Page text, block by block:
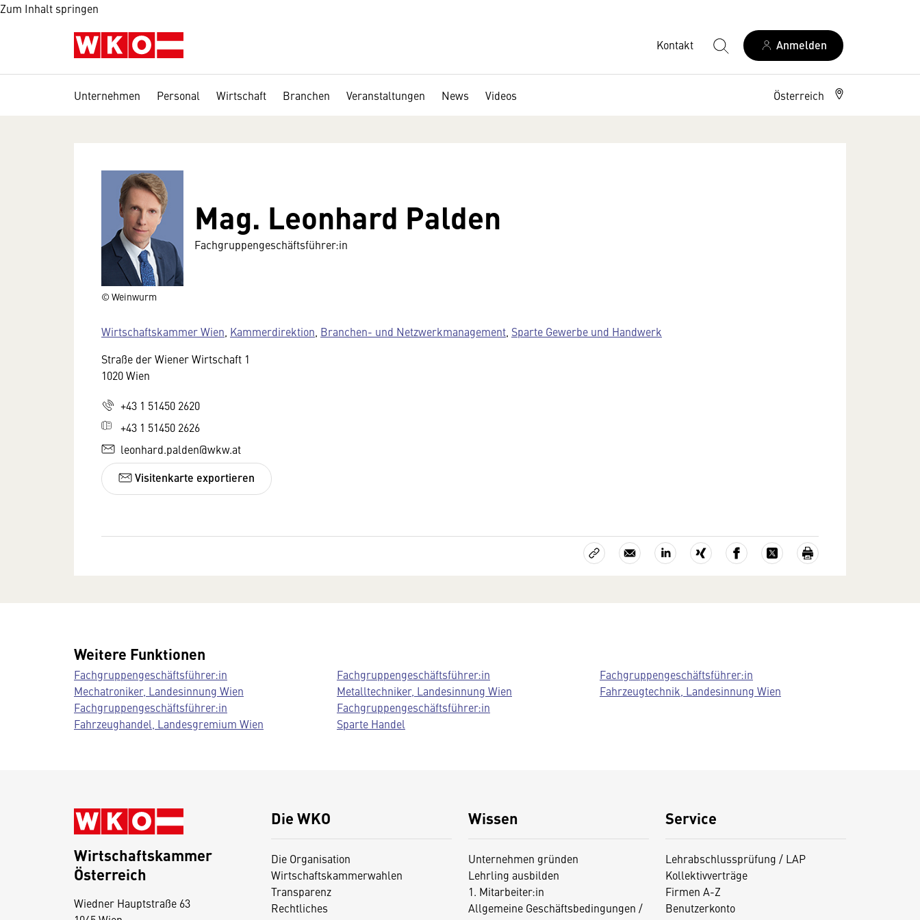
Zum Inhalt springen
Kontakt Anmelden
Unternehmen Personal Wirtschaft Branchen Veranstaltungen News Videos Österreich
© Weinwurm
Mag. Leonhard Palden
Fachgruppengeschäftsführer:in
Wirtschaftskammer Wien Kammerdirektion Branchen- und Netzwerkmanagement Sparte Gewerbe und Handwerk
Straße der Wiener Wirtschaft 1
1020 Wien
+43 1 51450 2620
+43 1 51450 2626
leonhard.palden@wkw.at
Visitenkarte exportieren
Weitere Funktionen
Fachgruppengeschäftsführer:in
Mechatroniker, Landesinnung Wien
Fachgruppengeschäftsführer:in
Metalltechniker, Landesinnung Wien
Fachgruppengeschäftsführer:in
Fahrzeugtechnik, Landesinnung Wien
Fachgruppengeschäftsführer:in
Fahrzeughandel, Landesgremium Wien
Fachgruppengeschäftsführer:in
Sparte Handel
Die WKO
Die Organisation
Wirtschaftskammerwahlen
Transparenz
Rechtliches
Wissen
Unternehmen gründen
Lehrling ausbilden
1. Mitarbeiter:in
Allgemeine Geschäftsbedingungen /
Service
Lehrabschlussprüfung / LAP
Kollektivverträge
Firmen A-Z
Benutzerkonto
Wirtschaftskammer
Österreich
Wiedner Hauptstraße 63